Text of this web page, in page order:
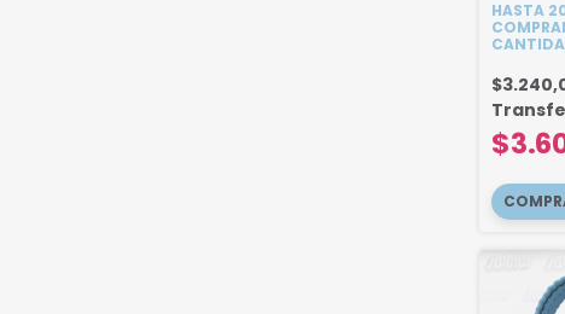
HASTA